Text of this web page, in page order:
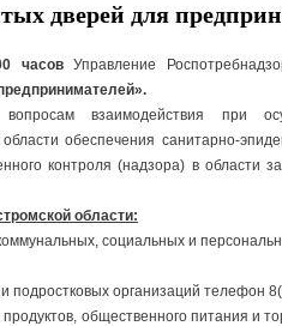
дверей для
часовУправление
взаимодействия при
обеспечения санитарно-
контроля (надзора) в области
области:
социальных и
подростковых организаций телефон
общественного питания и